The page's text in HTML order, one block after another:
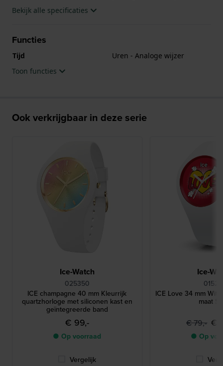
Bekijk alle specificaties
Functies
Tijd
Uren - Analoge wijzer
Toon functies
Ook verkrijgbaar in deze serie
Ice-Watch
025350
ICE champagne 40 mm Kleurrijk
quartzhorloge met siliconen kast en
geïntegreerde band
€ 99,-
● Op voorraad
Vergelijk
Ice-
ICE Love 34 mm Wit
maat
€ 79,- €
● Op